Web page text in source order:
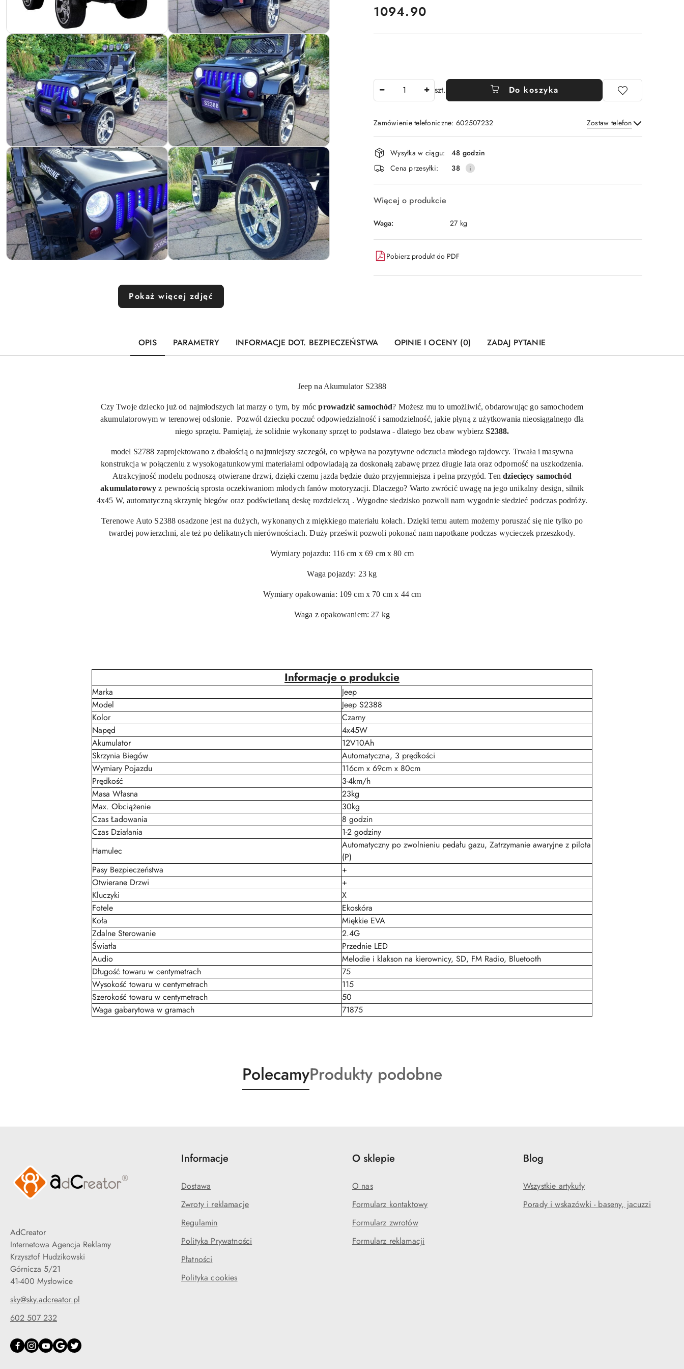
Pokaż więcej zdjęć
cena:
1094.90
szt. Do koszyka
Zamówienie telefoniczne: 602507232 Zostaw telefon
Wyślij
Dostępność
i
dostawa
Wysyłka w ciągu:
48 godzin
Cena przesyłki:
38
Więcej o produkcie
Waga: 27 kg
Pobierz produkt do PDF
OPIS PARAMETRY INFORMACJE DOT. BEZPIECZEŃSTWA OPINIE I OCENY (0) ZADAJ PYTANIE
Jeep na Akumulator S2388
Czy Twoje dziecko już od najmłodszych lat marzy o tym, by móc prowadzić samochód? Możesz mu to umożliwić, obdarowując go samochodem
akumulatorowym w terenowej odsłonie. Pozwól dziecku poczuć odpowiedzialność i samodzielność, jakie płyną z użytkowania nieosiągalnego dla
niego sprzętu. Pamiętaj, że solidnie wykonany sprzęt to podstawa - dlatego bez obaw wybierzS2388.
model S2788 zaprojektowano z dbałością o najmniejszy szczegół, co wpływa na pozytywne odczucia młodego rajdowcy. Trwała i masywna
konstrukcja w połączeniu z wysokogatunkowymi materiałami odpowiadają za doskonałą zabawę przez długie lata oraz odporność na uszkodzenia.
Atrakcyjność modelu podnoszą otwierane drzwi, dzięki czemu jazda będzie dużo przyjemniejsza i pełna przygód. Tendziecięcy samochód
akumulatorowy z pewnością sprosta oczekiwaniom młodych fanów motoryzacji. Dlaczego? Warto zwrócić uwagę na jego unikalny design, silnik
4x45 W, automatyczną skrzynię biegów oraz podświetlaną deskę rozdzielczą . Wygodne siedzisko pozwoli nam wygodnie siedzieć podczas podróży.
Terenowe Auto S2388 osadzone jest na dużych, wykonanych z miękkiego materiału kołach. Dzięki temu autem możemy poruszać się nie tylko po
twardej powierzchni, ale też po delikatnych nierównościach. Duży prześwit pozwoli pokonać nam napotkane podczas wycieczek przeszkody.
Wymiary pojazdu: 116 cm x 69 cm x 80 cm
Waga pojazdy: 23 kg
Wymiary opakowania: 109 cm x 70 cm x 44 cm
Waga z opakowaniem: 27 kg
Informacje o produkcie
Marka
Jeep
Model
Jeep S2388
Kolor
Czarny
Napęd
4x45W
Akumulator
12V10Ah
Skrzynia Biegów
Automatyczna, 3 prędkości
Wymiary Pojazdu
116cm x 69cm x 80cm
Prędkość
3-4km/h
Masa Własna
23kg
Max. Obciążenie
30kg
Czas Ładowania
8 godzin
Czas Działania
1-2 godziny
Hamulec
Automatyczny po zwolnieniu pedału gazu, Zatrzymanie awaryjne z pilota
(P)
Pasy Bezpieczeństwa
+
Otwierane Drzwi
+
Kluczyki
X
Fotele
Ekoskóra
Koła
Miękkie EVA
Zdalne Sterowanie
2.4G
Światła
Przednie LED
Audio
Melodie i klakson na kierownicy, SD, FM Radio, Bluetooth
Długość towaru w centymetrach
75
Wysokość towaru w centymetrach
115
Szerokość towaru w centymetrach
50
Waga gabarytowa w gramach
71875
Produkty
o
PolecamyProdukty
o
Produkty podobne
AdCreator
Internetowa Agencja Reklamy
Krzysztof Hudzikowski
Górnicza 5/21
41-400 Mysłowice
sky@sky.adcreator.pl
602 507 232
Informacje
Dostawa
Zwroty i reklamacje
Regulamin
Polityka Prywatności
Płatności
Polityka cookies
O sklepie
O nas
Formularz kontaktowy
Formularz zwrotów
Formularz reklamacji
Blog
Wszystkie artykuły
Porady i wskazówki - baseny, jacuzzi